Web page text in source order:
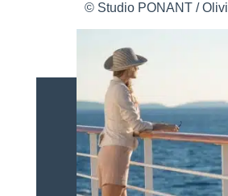
© Studio PONANT /